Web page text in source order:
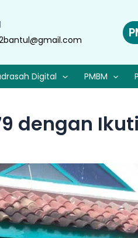
Digital PMBM
dengan